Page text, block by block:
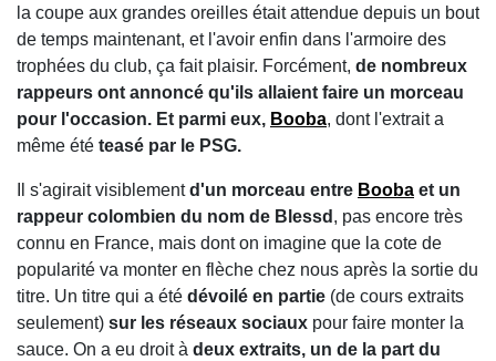
la coupe aux grandes oreilles était attendue depuis un bout
de temps maintenant, et l'avoir enfin dans l'armoire des
trophées du club, ça fait plaisir. Forcément, de nombreux
rappeurs ont annoncé qu'ils allaient faire un morceau
pour l'occasion. Et parmi eux, Booba, dont l'extrait a
même été teasé par le PSG.
Il s'agirait visiblementd'un morceau entre Booba et un
rappeur colombien du nom de Blessd , pas encore très
connu en France, mais dont on imagine que la cote de
popularité va monter en flèche chez nous après la sortie du
titre. Un titre qui a été dévoilé en partie (de cours extraits
seulement) sur les réseaux sociaux pour faire monter la
sauce. On a eu droit à deux extraits, un de la part du